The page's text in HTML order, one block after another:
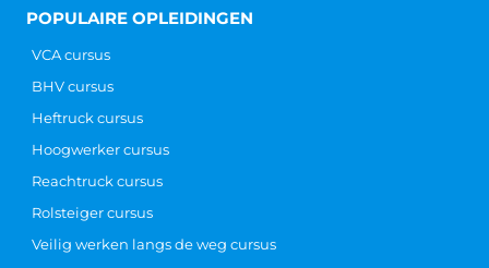
POPULAIRE OPLEIDINGEN
VCA cursus
BHV cursus
Heftruck cursus
Hoogwerker cursus
Reachtruck cursus
Rolsteiger cursus
Veilig werken langs de weg cursus